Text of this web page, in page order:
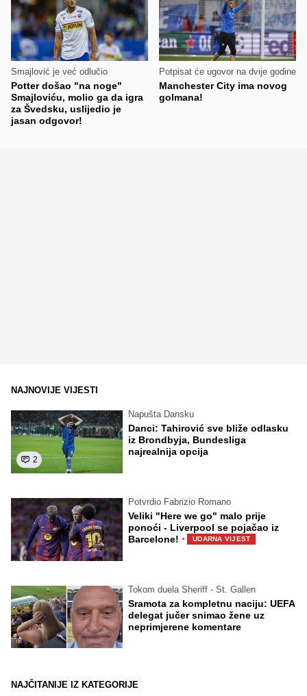
Smajlović je već odlučio
Potter došao "na noge"
Smajloviću, molio ga da igra
za Švedsku, uslijedio je
jasan odgovor!
Potpisat će ugovor na dvije godine
Manchester City ima novog
golmana!
NAJNOVIJE VIJESTI
2
Napušta Dansku
Danci: Tahirović sve bliže odlasku
iz Brondbyja, Bundesliga
najrealnija opcija
Potvrdio Fabrizio Romano
Veliki "Here we go" malo prije
ponoći - Liverpool se pojačao iz
Barcelone! · UDARNA VIJEST
Tokom duela Sheriff - St. Gallen
Sramota za kompletnu naciju: UEFA
delegat jučer snimao žene uz
neprimjerene komentare
NAJČITANIJE IZ KATEGORIJE